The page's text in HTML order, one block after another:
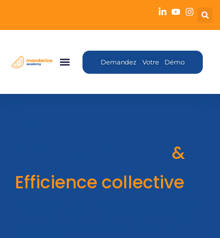
Demandez Votre Démo
&
Efficience collective